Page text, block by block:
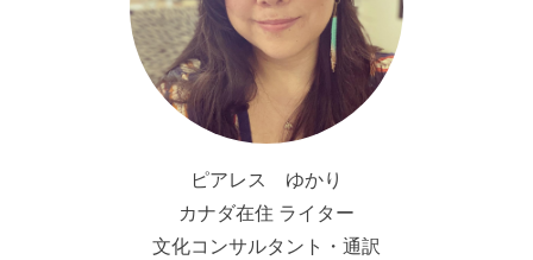
ピアレス ゆかり
カナダ在住 ライター
文化コンサルタント・通訳